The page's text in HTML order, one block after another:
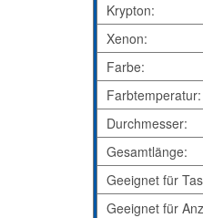
Krypton:
Xenon:
Farbe:
Farbtemperatur:
Durchmesser:
Gesamtlänge:
Geeignet für
Geeignet für